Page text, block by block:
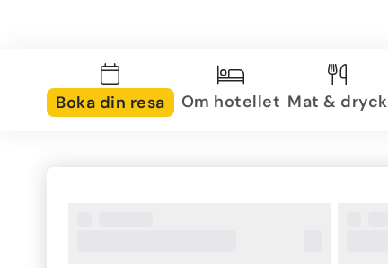
Boka din resa Om hotellet Mat & dryck